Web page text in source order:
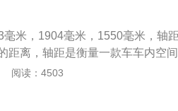
加速成绩为6.3s，工信部综合油
大扭矩为450N·m，官方百公里加
4.4T最大马力为530PS，最大扭
部综合油耗为10L/100km；6.6T
百公里加速成绩为3.8s，工信部综
米，1904毫米，1550毫米，轴
距离，轴距是衡量一款车车内空
是越大的。宝马6系gt全系使用了
动机最大功率为190kw，最大扭
阅读：4503